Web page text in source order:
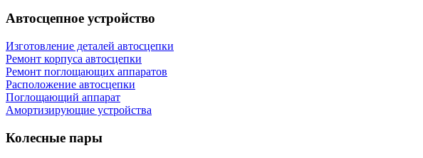
Автосцепное устройство
Изготовление деталей автосцепки
Ремонт корпуса автосцепки
Ремонт поглощающих аппаратов
Расположение автосцепки
Поглощающий аппарат
Амортизирующие устройства
Колесные пары